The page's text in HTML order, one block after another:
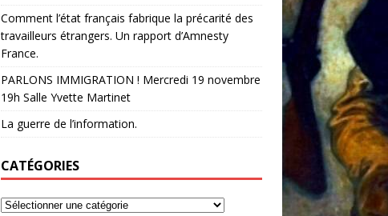
Comment l’état français fabrique la précarité des
travailleurs étrangers. Un rapport d’Amnesty
France.
PARLONS IMMIGRATION ! Mercredi 19 novembre
19h Salle Yvette Martinet
La guerre de l’information.
CATÉGORIES